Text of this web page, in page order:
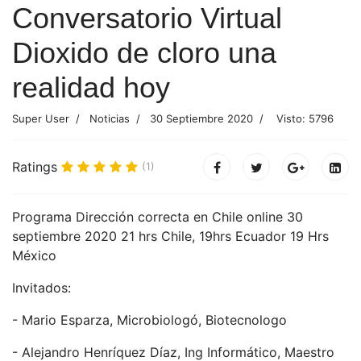
Conversatorio Virtual
Dioxido de cloro una
realidad hoy
Super User Noticias 30 Septiembre 2020 Visto: 5796
Ratings (1)
Programa Dirección correcta en Chile online 30
septiembre 2020 21 hrs Chile, 19hrs Ecuador 19 Hrs
México
Invitados:
- Mario Esparza, Microbiologó, Biotecnologo
- Alejandro Henríquez Díaz, Ing Informático, Maestro